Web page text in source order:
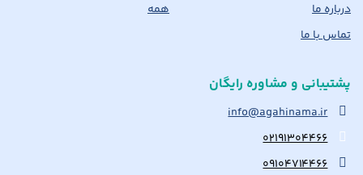
درباره ما
تماس با ما
همه
پشتیبانی و مشاوره رایگان
info@agahinama.ir
۰۲۱۹۱۳۰۴۴۶۶
۰۹۱۰۴۷۱۴۴۶۶